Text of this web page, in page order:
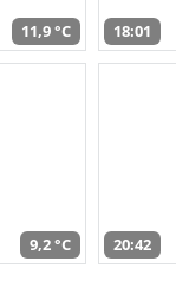
11,9 °C 18:01
9,2 °C 20:42